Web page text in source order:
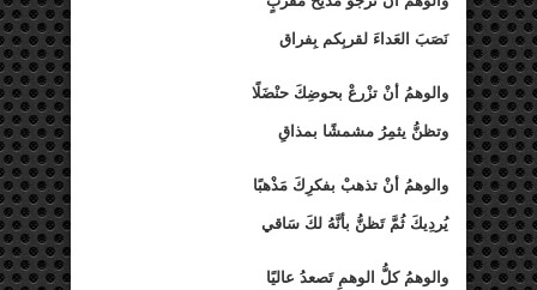
نَصَبَ العَداءَ لقربِكم بِفراق
والوهمُ أنْ تزْرعْ بحوضِكَ حنْضَلًا
وتظنُّ يثمِرُ مشمشًا بمذاقِ
والوهمُ أنْ تذهبْ بفكرِكَ مَذْهبًا
يُردِيكَ ثُمَّ تَظنُّ بأنَّهُ لكَ سَاقي
والوهمُ كلُّ الوهمِ تَصعدُ عاليًا